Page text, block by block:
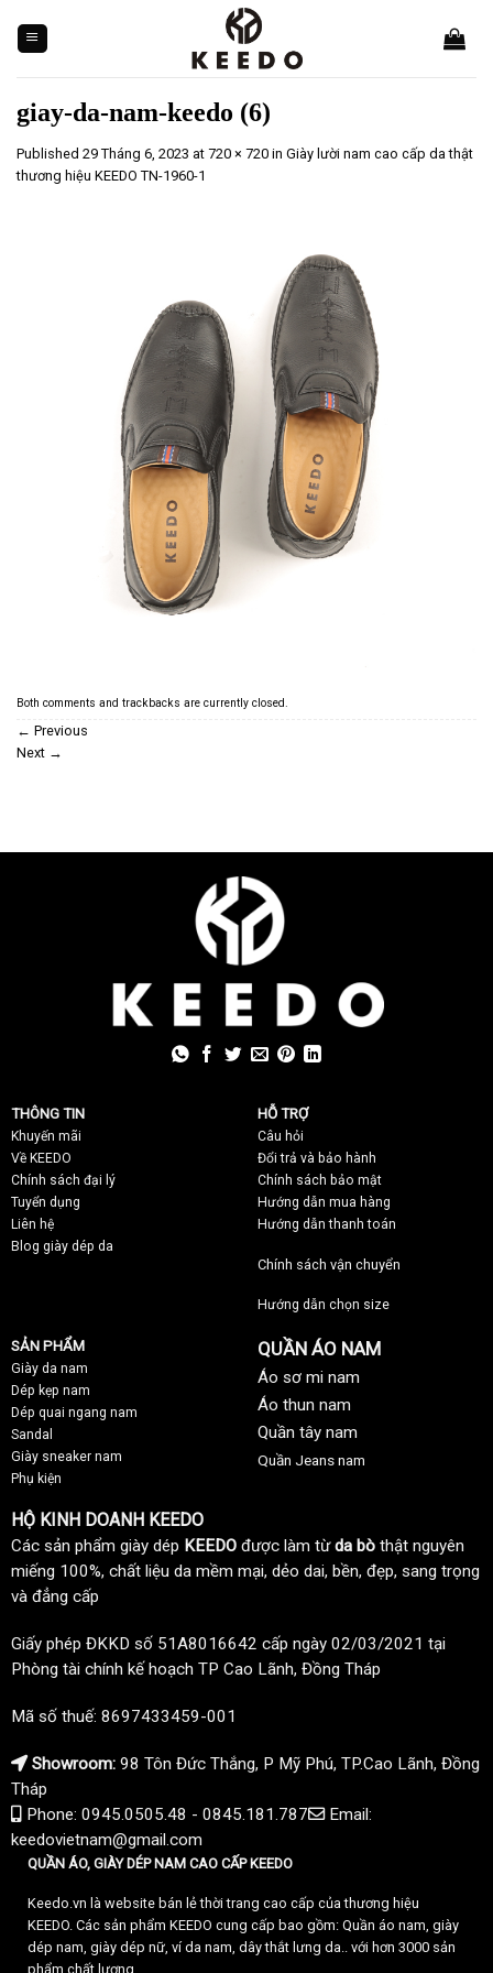
content
giay-da-nam-keedo (6)
Published 29 Tháng 6, 2023 at 720 × 720 in Giày lười nam cao cấp da thật
thương hiệu KEEDO TN-1960-1
Both comments and trackbacks are currently closed.
← Previous
Next →
THÔNG TIN
Khuyến mãi
Về KEEDO
Chính sách đại lý
Tuyển dụng
Liên hệ
Blog giày dép da
HỖ TRỢ
Câu hỏi
Đổi trả và bảo hành
Chính sách bảo mật
Hướng dẫn mua hàng
Hướng dẫn thanh toán
Chính sách vận chuyển
Hướng dẫn chọn size
SẢN PHẨM
Giày da nam
Dép kẹp nam
Dép quai ngang nam
Sandal
Giày sneaker nam
Phụ kiện
QUẦN ÁO NAM
Áo sơ mi nam
Áo thun nam
Quần tây nam
Quần Jeans nam
HỘ KINH DOANH KEEDO
Các sản phẩm giày dép KEEDO được làm từda bò thật nguyên
miếng 100%, chất liệu da mềm mại, dẻo dai, bền, đẹp, sang trọng
và đẳng cấp
Giấy phép ĐKKD số 51A8016642 cấp ngày 02/03/2021 tại
Phòng tài chính kế hoạch TP Cao Lãnh, Đồng Tháp
Mã số thuế: 8697433459-001
Showroom: 98 Tôn Đức Thắng, P Mỹ Phú, TP.Cao Lãnh, Đồng
Tháp
Phone: 0945.0505.48 - 0845.181.787
Email:
keedovietnam@gmail.com
QUẦN ÁO, GIÀY DÉP NAM CAO CẤP KEEDO
Keedo.vn là website bán lẻ thời trang cao cấp của thương hiệu
KEEDO. Các sản phẩm KEEDO cung cấp bao gồm: Quần áo nam, giày
dép nam, giày dép nữ, ví da nam, dây thắt lưng da.. với hơn 3000 sản
phẩm chất lượng.